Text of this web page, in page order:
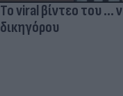
Το viral βίντεο του ...
δικηγόρου